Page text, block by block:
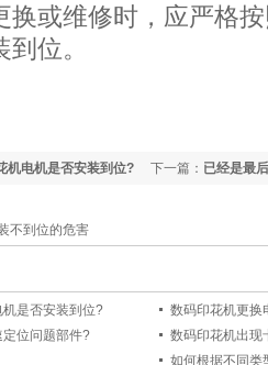
换或维修时，应严格
位。
下一篇： 已经是最
机电机是否安装到位?
不到位的危害
是否安装到位?
数码印花机更换
位问题部件?
数码印花机出现
如何根据不同类